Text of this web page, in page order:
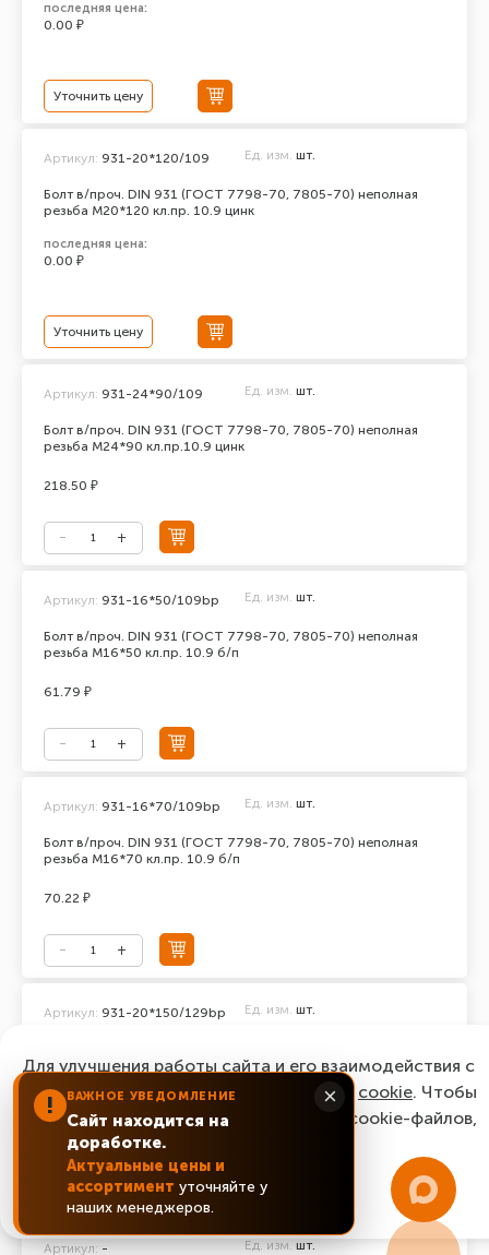
последняя цена:
0.00 ₽
Уточнить цену
Болт в/проч. DIN 931 (ГОСТ 7798-70, 7805-70) неполная
резьба М20*120 кл.пр. 10.9 цинк
Артикул: 931-20*120/109 Ед. изм. шт.
последняя цена:
0.00 ₽
Уточнить цену
Болт в/проч. DIN 931 (ГОСТ 7798-70, 7805-70) неполная
резьба М24*90 кл.пр.10.9 цинк
Артикул: 931-24*90/109 Ед. изм. шт.
218.50 ₽
Болт в/проч. DIN 931 (ГОСТ 7798-70, 7805-70) неполная
резьба М16*50 кл.пр. 10.9 б/п
Артикул: 931-16*50/109bp Ед. изм. шт.
61.79 ₽
Болт в/проч. DIN 931 (ГОСТ 7798-70, 7805-70) неполная
резьба М16*70 кл.пр. 10.9 б/п
Артикул: 931-16*70/109bp Ед. изм. шт.
70.22 ₽
резьба М20*150 кл.пр. 12.9 б/п
Артикул: 931-20*150/129bp Ед. изм. шт.
последняя цена:
493.92 ₽
Уточнить цену
Артикул: - Ед. изм. шт.
! ВАЖНОЕ УВЕДОМЛЕНИЕ
Сайт находится на
доработке.
Актуальные цены и
ассортимент уточняйте у
наших менеджеров.
×
Для улучшения работы сайта и его взаимодействия с
пользователями мы используем файлы cookie. Чтобы
согласиться с нашим использованием cookie-файлов,
нажмите “Ок, понятно!”
ОК, понятно!